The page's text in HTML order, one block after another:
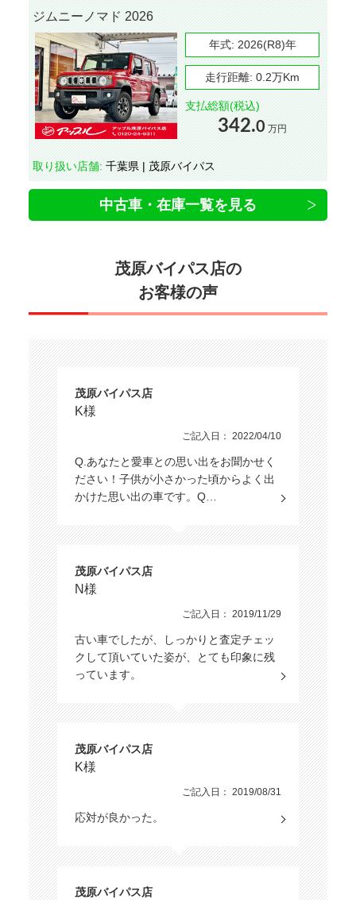
ジムニーノマド 2026
年式: 2026(R8)年
走行距離: 0.2万Km
支払総額(税込)
342.0 万円
取り扱い店舗: 千葉県 | 茂原バイパス
中古車・在庫一覧を見る
茂原バイパス店の
お客様の声
茂原バイパス店
K様
ご記入日： 2022/04/10
Q.あなたと愛車との思い出をお聞かせく
ださい！子供が小さかった頃からよく出
かけた思い出の車です。Q…
茂原バイパス店
N様
ご記入日： 2019/11/29
古い車でしたが、しっかりと査定チェッ
クして頂いていた姿が、とても印象に残
っています。
茂原バイパス店
K様
ご記入日： 2019/08/31
応対が良かった。
茂原バイパス店